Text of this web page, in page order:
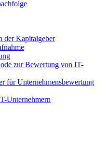
der Kapitalgeber
zur Bewertung von IT-
für Unternehmensbewertung
Unternehmern